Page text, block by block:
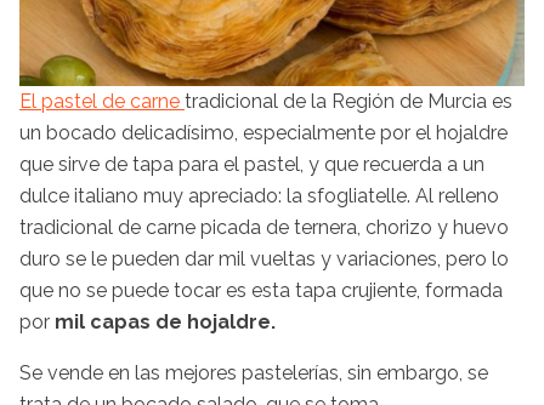
El pastel de carne tradicional de la Región de Murcia es
un bocado delicadísimo, especialmente por el hojaldre
que sirve de tapa para el pastel, y que recuerda a un
dulce italiano muy apreciado: la sfogliatelle. Al relleno
tradicional de carne picada de ternera, chorizo y huevo
duro se le pueden dar mil vueltas y variaciones, pero lo
que no se puede tocar es esta tapa crujiente, formada
por mil capas de hojaldre.
Se vende en las mejores pastelerías, sin embargo, se